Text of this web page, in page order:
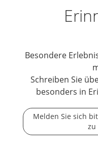
Besondere
Schreiben Sie
besonders in
Melden Sie sich
zu